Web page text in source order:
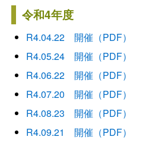
令和4年度
R4.04.22 開催（PDF）
R4.05.24 開催（PDF）
R4.06.22 開催（PDF）
R4.07.20 開催（PDF）
R4.08.23 開催（PDF）
R4.09.21 開催（PDF）